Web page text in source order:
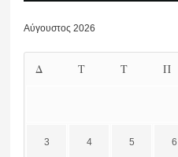
Αύγουστος 2026
Δ Τ Τ Π
3 4 5 6